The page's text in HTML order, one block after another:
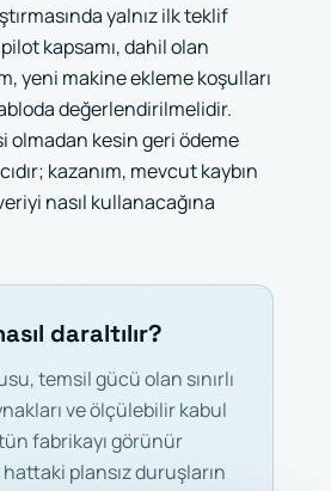
yalnız ilk teklif
kapsamı, dahil olan
yeni makine ekleme koşulları
değerlendirilmelidir.
olmadan kesin geri ödeme
kazanım, mevcut kaybın
nasıl kullanacağına
daraltılır?
temsil gücü olan sınırlı
ve ölçülebilir kabul
fabrikayı görünür
hattaki plansız duruşların